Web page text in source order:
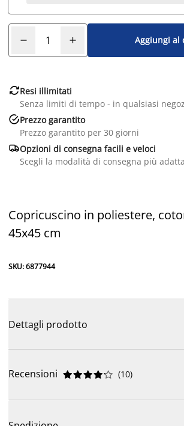
Aggiungi al
Resi illimitati
Senza limiti di tempo - in qualsiasi
Prezzo garantito
Prezzo garantito per 30 giorni
Opzioni di consegna facili e veloci
Scegli la modalità di consegna più
Copricuscino in poliestere,
45x45 cm
SKU: 6877944
Dettagli prodotto
Recensioni 




 (10)